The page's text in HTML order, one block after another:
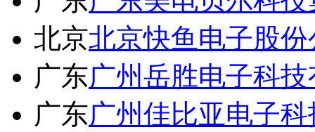
北京北京快鱼电子股份
广东广州岳胜电子科
广东广州佳比亚电子